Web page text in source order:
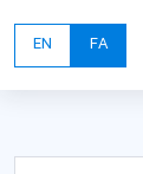
FA
EN